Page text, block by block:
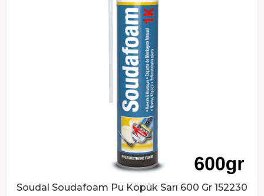
Soudal Soudafoam Pu Köpük Sarı 600 Gr 152230